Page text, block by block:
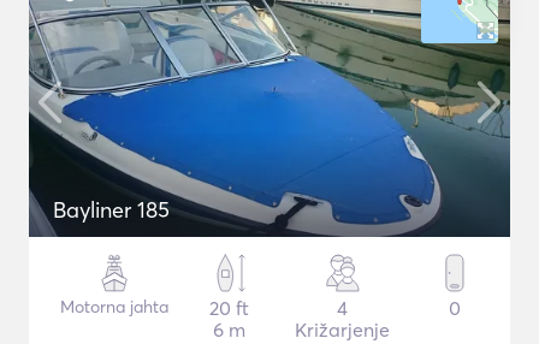
Bayliner 185
Motorna jahta
20 ft
6 m
4
Križarjenje
0